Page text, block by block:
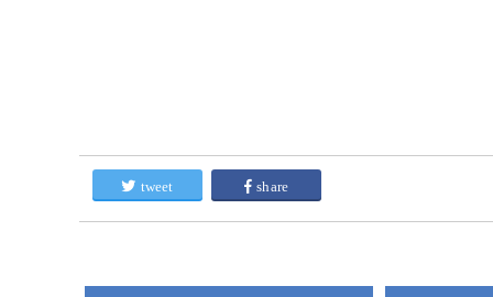
tweet share